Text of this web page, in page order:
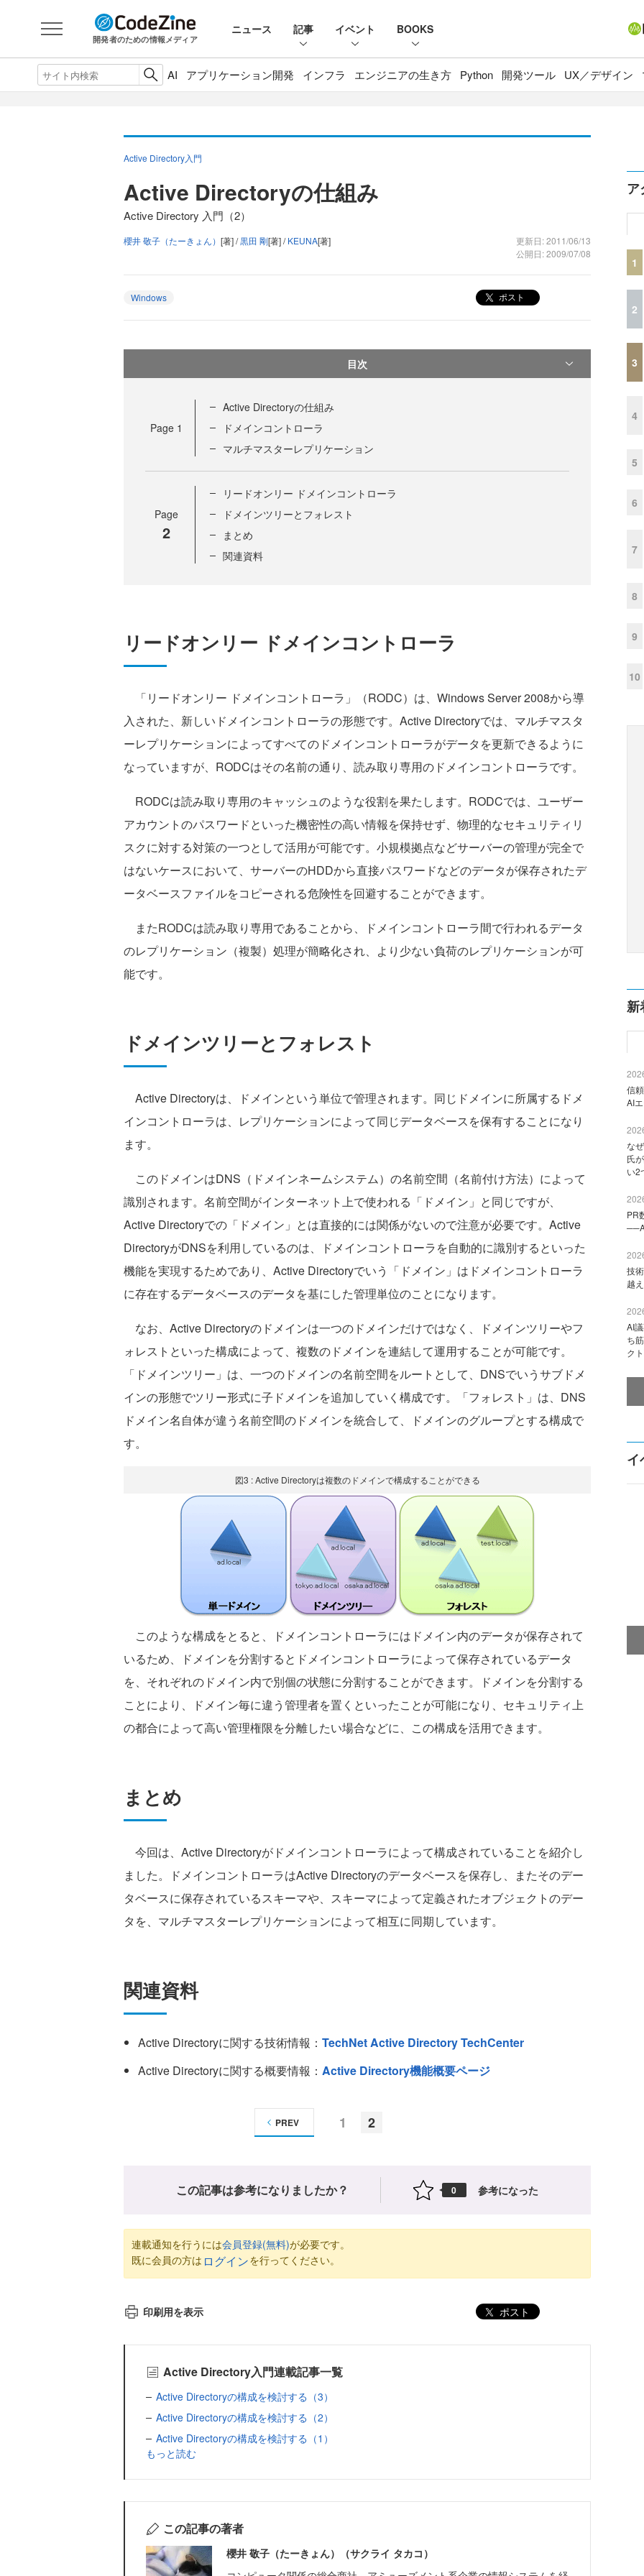
開発者のための情報メディア
ニュース 記事 イベント BOOKS
AI アプリケーション開発 インフラ エンジニアの生き方 Python 開発ツール UX／デザイン
Active Directory入門
Active Directoryの仕組み
Active Directory 入門（2）
櫻井 敬子（たーきょん） [著] /黒田 剛[著] /KEUNA[著]
更新日: 2011/06/13
公開日: 2009/07/08
Windows ポスト
目次
Page 1
Active Directoryの仕組み
ドメインコントローラ
マルチマスターレプリケーション
Page
2
リードオンリー ドメインコントローラ
ドメインツリーとフォレスト
まとめ
関連資料
リードオンリー ドメインコントローラ
「リードオンリー ドメインコントローラ」（RODC）は、Windows Server 2008から導
入された、新しいドメインコントローラの形態です。Active Directoryでは、マルチマスタ
ーレプリケーションによってすべてのドメインコントローラがデータを更新できるように
なっていますが、RODCはその名前の通り、読み取り専用のドメインコントローラです。
RODCは読み取り専用のキャッシュのような役割を果たします。RODCでは、ユーザー
アカウントのパスワードといった機密性の高い情報を保持せず、物理的なセキュリティリ
スクに対する対策の一つとして活用が可能です。小規模拠点などサーバーの管理が完全で
はないケースにおいて、サーバーのHDDから直接パスワードなどのデータが保存されたデ
ータベースファイルをコピーされる危険性を回避することができます。
またRODCは読み取り専用であることから、ドメインコントローラ間で行われるデータ
のレプリケーション（複製）処理が簡略化され、より少ない負荷のレプリケーションが可
能です。
ドメインツリーとフォレスト
Active Directoryは、ドメインという単位で管理されます。同じドメインに所属するドメ
インコントローラは、レプリケーションによって同じデータベースを保有することになり
ます。
このドメインはDNS（ドメインネームシステム）の名前空間（名前付け方法）によって
識別されます。名前空間がインターネット上で使われる「ドメイン」と同じですが、
Active Directoryでの「ドメイン」とは直接的には関係がないので注意が必要です。Active
DirectoryがDNSを利用しているのは、ドメインコントローラを自動的に識別するといった
機能を実現するためであり、Active Directoryでいう「ドメイン」はドメインコントローラ
に存在するデータベースのデータを基にした管理単位のことになります。
なお、Active Directoryのドメインは一つのドメインだけではなく、ドメインツリーやフ
ォレストといった構成によって、複数のドメインを連結して運用することが可能です。
「ドメインツリー」は、一つのドメインの名前空間をルートとして、DNSでいうサブドメ
インの形態でツリー形式に子ドメインを追加していく構成です。「フォレスト」は、DNS
ドメイン名自体が違う名前空間のドメインを統合して、ドメインのグループとする構成で
す。
図3 : Active Directoryは複数のドメインで構成することができる
このような構成をとると、ドメインコントローラにはドメイン内のデータが保存されて
いるため、ドメインを分割するとドメインコントローラによって保存されているデータ
を、それぞれのドメイン内で別個の状態に分割することができます。ドメインを分割する
ことにより、ドメイン毎に違う管理者を置くといったことが可能になり、セキュリティ上
の都合によって高い管理権限を分離したい場合などに、この構成を活用できます。
まとめ
今回は、Active Directoryがドメインコントローラによって構成されていることを紹介し
ました。ドメインコントローラはActive Directoryのデータベースを保存し、またそのデー
タベースに保存されているスキーマや、スキーマによって定義されたオブジェクトのデー
タを、マルチマスターレプリケーションによって相互に同期しています。
関連資料
Active Directoryに関する技術情報： TechNet Active Directory TechCenter
Active Directoryに関する概要情報： Active Directory機能概要ページ
1 2
PREV
この記事は参考になりましたか？ 0 参考になった
連載通知を行うには会員登録(無料)が必要です。
既に会員の方は ログインを行ってください。
印刷用を表示 ポスト
Active Directory入門連載記事一覧
Active Directoryの構成を検討する（3）
Active Directoryの構成を検討する（2）
Active Directoryの構成を検討する（1）
もっと読む
この記事の著者
櫻井 敬子（たーきょん）（サクライ タカコ）
ア
1
2
3
4
5
6
7
8
9
10
新
信
AI
な
氏
い2
PR
技
越
AI
ち
ク
イ